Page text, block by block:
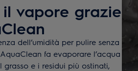
vapore grazie
dell’umidità per pulire senza
fa evaporare l’acqua
e i residui più ostinati,